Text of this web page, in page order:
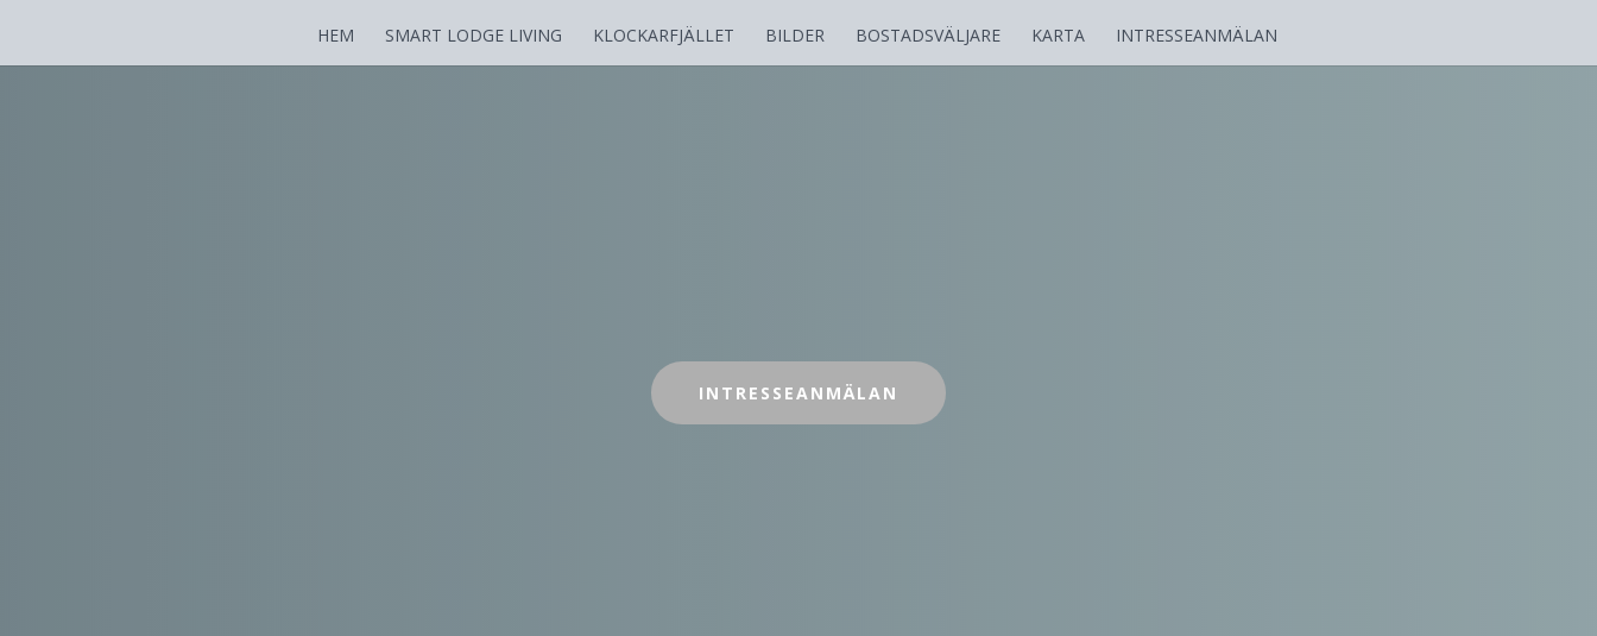
HEM SMART LODGE LIVING KLOCKARFJÄLLET BILDER BOSTADSVÄLJARE KARTA INTRESSEANMÄLAN
INTRESSEANMÄLAN